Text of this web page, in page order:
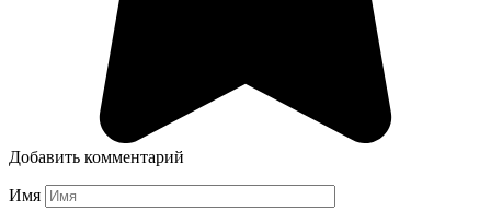
Добавить комментарий
Имя